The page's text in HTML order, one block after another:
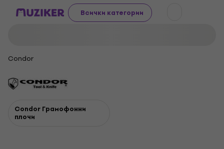
Всички категории
Condor
Condor Грамофонни
плочи